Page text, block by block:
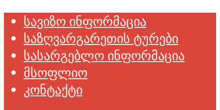
სავიზო ინფორმაცია
საზღვარგარეთის ტურები
სასარგებლო ინფორმაცია
მსოფლიო
კონტაქტი